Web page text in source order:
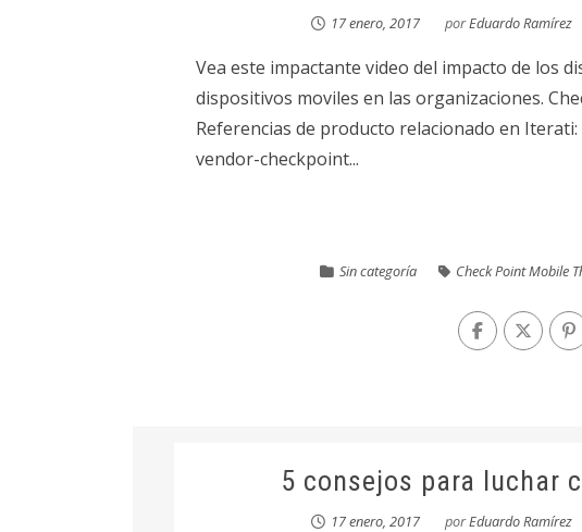
17 enero, 2017 porEduardo Ramírez
Vea este impactante video del impacto de los
dispositivos moviles en las organizaciones.
Referencias de producto relacionado en
vendor-checkpoint...
Sin categoría Check Point Mobile
5 consejos para luchar
17 enero, 2017 porEduardo Ramírez